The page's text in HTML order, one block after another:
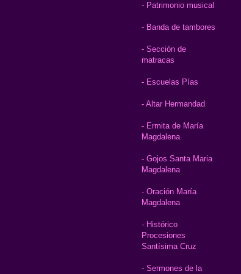
- Patrimonio musical
- Banda de tambores
- Sección de
matracas
- Escuelas Pías
- Altar Hermandad
- Ermita de María
Magdalena
- Gojos Santa Maria
Magdalena
- Oración María
Magdalena
- Histórico
Procesiones
Santísima Cruz
- Sermones de la